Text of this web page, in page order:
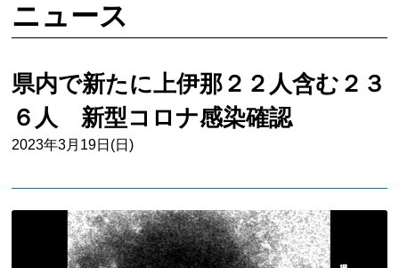
ニュース
県内で新たに上伊那２２人含む２３
６人 新型コロナ感染確認
2023年3月19日(日)